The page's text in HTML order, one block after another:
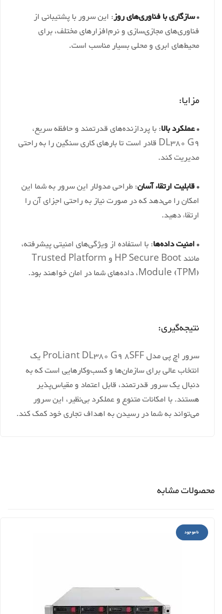
•سازگاری با فناوری‌های روز: این سرور با پشتیبانی از
فناوری‌های مجازی‌سازی و نرم‌افزارهای مختلف، برای
محیط‌های ابری و محلی بسیار مناسب است.
مزایا:
•عملکرد بالا: با پردازنده‌های قدرتمند و حافظه سریع،
DL380 G9 قادر است تا بارهای کاری سنگین را به راحتی
مدیریت کند.
•قابلیت ارتقاء آسان: طراحی مدولار این سرور به شما این
امکان را می‌دهد که در صورت نیاز به راحتی اجزای آن را
ارتقاء دهید.
•امنیت داده‌ها: با استفاده از ویژگی‌های امنیتی پیشرفته،
مانند HP Secure Boot و Trusted Platform
Module (TPM)، داده‌های شما در امان خواهند بود.
نتیجه‌گیری:
سرور اچ پی مدل ProLiant DL380 G9 8SFF یک
انتخاب عالی برای سازمان‌ها و کسب‌وکارهایی است که به
دنبال یک سرور قدرتمند، قابل اعتماد و مقیاس‌پذیر
هستند. با امکانات متنوع و عملکرد بی‌نظیر، این سرور
می‌تواند به شما در رسیدن به اهداف تجاری خود کمک کند.
محصولات مشابه
ناموجود